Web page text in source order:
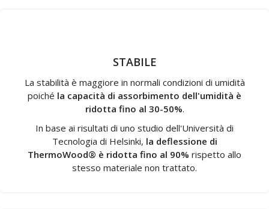
STABILE
La stabilità è maggiore in normali condizioni di umidità
poiché la capacità di assorbimento dell'umidità è
ridotta fino al 30-50%.
In base ai risultati di uno studio dell'Università di
Tecnologia di Helsinki, la deflessione di
ThermoWood® è ridotta fino al 90% rispetto allo
stesso materiale non trattato.